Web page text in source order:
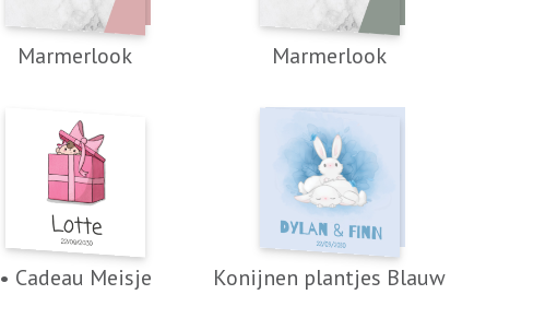
Marmerlook Marmerlook
• Cadeau Meisje Konijnen plantjes Blauw